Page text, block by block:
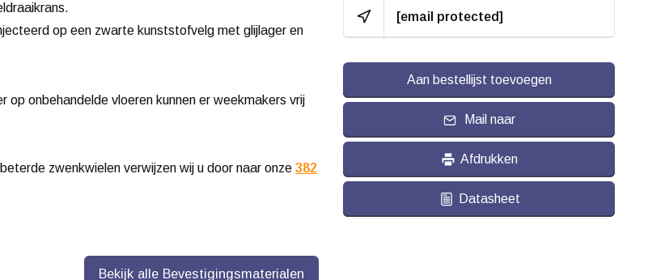
op een zwarte kunststofvelg met glijlager en
onbehandelde vloeren kunnen er weekmakers vrij
zwenkwielen verwijzen wij u door naar onze 382
Bekijk alle Bevestigingsmaterialen
Rolweerstand:
Geluiddempend:
- 20 / + 60 °C
Vlakke en ruwe
[email protected]
Aan bestellijst toevoegen
Mail naar
Afdrukken
Datasheet